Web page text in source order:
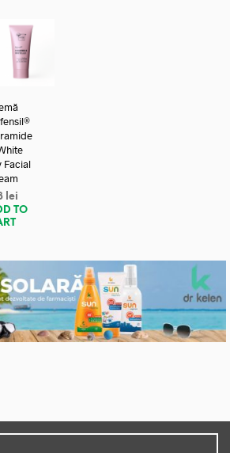
Facial
lei
TO